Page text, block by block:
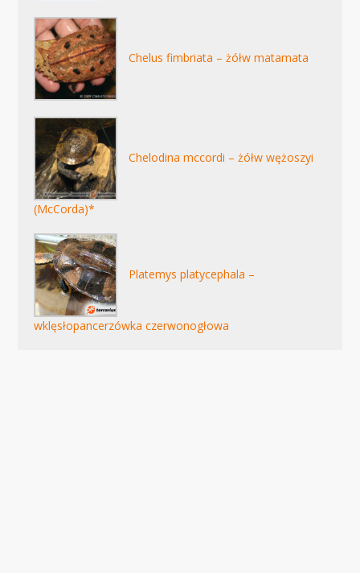
Chelus fimbriata – żółw matamata
Chelodina mccordi – żółw wężoszyi
(McCorda)*
Platemys platycephala –
wklęsłopancerzówka czerwonogłowa